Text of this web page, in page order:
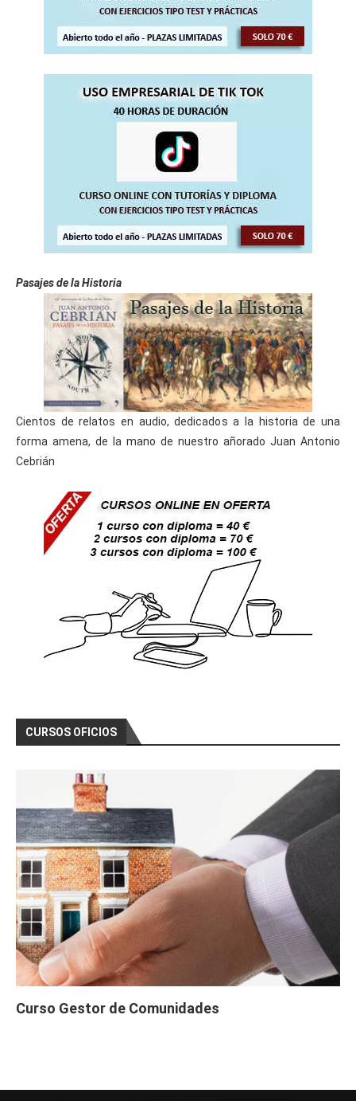
Pasajes de la Historia
Cientos de relatos en audio, dedicados a la historia de una
forma amena, de la mano de nuestro añorado Juan Antonio
Cebrián
CURSOS OFICIOS
Curso Gestor de Comunidades